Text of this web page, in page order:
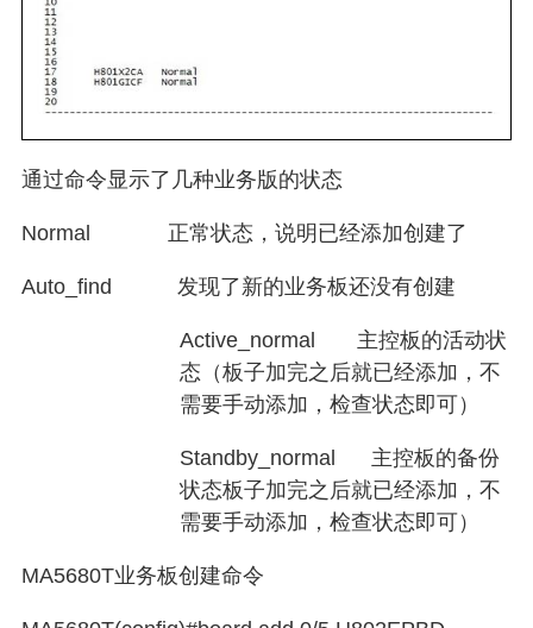
通过命令显示了几种业务版的状态
Normal 正常状态，说明已经添加创建了
Auto_find 发现了新的业务板还没有创建
Active_normal 主控板的活动状
态（板子加完之后就已经添加，不
需要手动添加，检查状态即可）
Standby_normal 主控板的备份
状态板子加完之后就已经添加，不
需要手动添加，检查状态即可）
MA5680T业务板创建命令